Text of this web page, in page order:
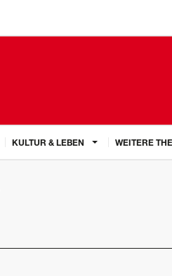
KULTUR & LEBEN WEITERE